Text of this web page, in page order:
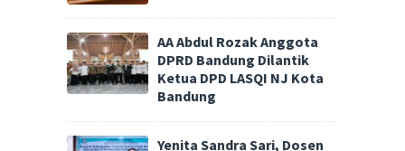
AA Abdul Rozak Anggota
DPRD Bandung Dilantik
Ketua DPD LASQI NJ Kota
Bandung
Yenita Sandra Sari, Dosen